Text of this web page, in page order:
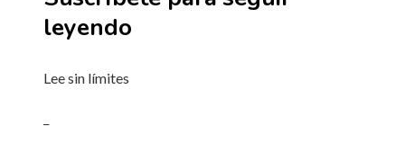
leyendo
Lee sin límites